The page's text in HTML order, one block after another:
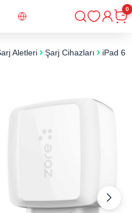
Giriş
0
Aletleri Şarj Cihazları iPad 6